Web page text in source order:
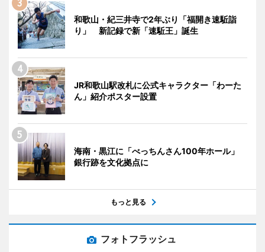
和歌山・紀三井寺で2年ぶり「福開き速駈詣
り」 新記録で新「速駈王」誕生
JR和歌山駅改札に公式キャラクター「わーた
ん」紹介ポスター設置
海南・黒江に「べっちんさん100年ホール」
銀行跡を文化拠点に
もっと見る
フォトフラッシュ